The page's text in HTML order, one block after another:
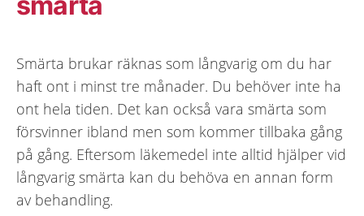
Smärta brukar räknas som långvarig om du har
haft ont i minst tre månader. Du behöver inte ha
ont hela tiden. Det kan också vara smärta som
försvinner ibland men som kommer tillbaka gång
på gång. Eftersom läkemedel inte alltid hjälper vid
långvarig smärta kan du behöva en annan form
av behandling.